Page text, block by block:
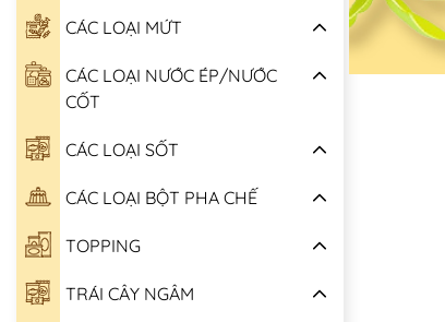
CÁC LOẠI MỨT
CÁC LOẠI NƯỚC ÉP/NƯỚC
CỐT
CÁC LOẠI SỐT
CÁC LOẠI BỘT PHA CHẾ
TOPPING
TRÁI CÂY NGÂM